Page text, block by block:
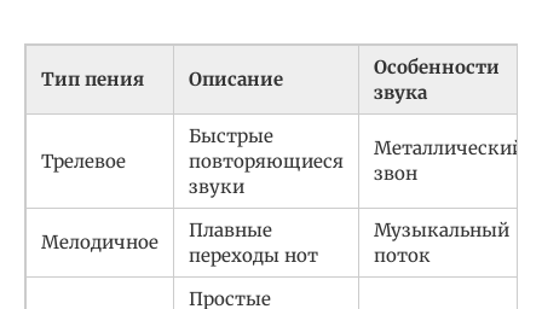
Тип пения Описание
Особенности
звука
Трелевое
Быстрые
повторяющиеся
звуки
Металлический
звон
Мелодичное
Плавные
переходы нот
Музыкальный
поток
Простые